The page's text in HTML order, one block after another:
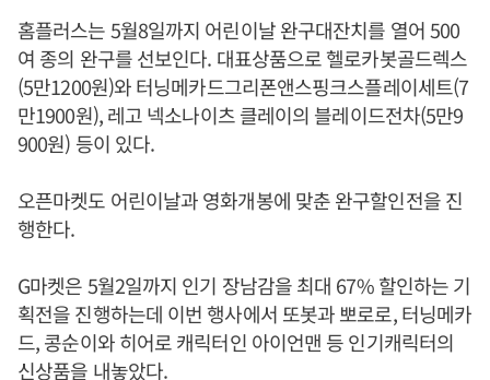
홈플러스는 5월8일까지 어린이날 완구대잔치를 열어 500
여 종의 완구를 선보인다. 대표상품으로 헬로카봇골드렉스
(5만1200원)와 터닝메카드그리폰앤스핑크스플레이세트(7
만1900원), 레고 넥소나이츠 클레이의 블레이드전차(5만9
900원) 등이 있다.
오픈마켓도 어린이날과 영화개봉에 맞춘 완구할인전을 진
행한다.
G마켓은 5월2일까지 인기 장남감을 최대 67% 할인하는 기
획전을 진행하는데 이번 행사에서 또봇과 뽀로로, 터닝메카
드, 콩순이와 히어로 캐릭터인 아이언맨 등 인기캐릭터의
신상품을 내놓았다.